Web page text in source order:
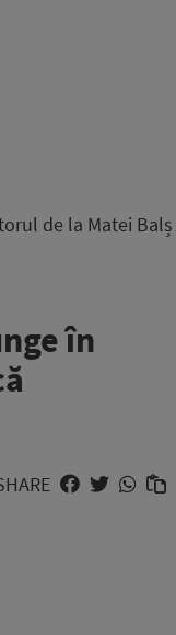
de la Matei
în